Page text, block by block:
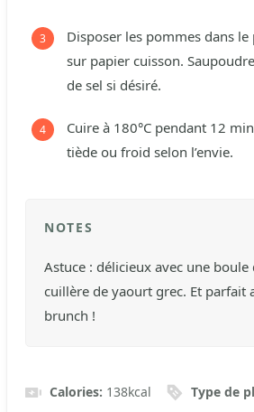
Disposer les pommes dans le
sur papier cuisson.
de sel si désiré.
Cuire à 180°C pendant 12
tiède ou froid selon l’envie.
NOTES
Astuce : délicieux avec une boule
cuillère de yaourt grec. Et parfait
brunch !
Calories: 138kcal Type de